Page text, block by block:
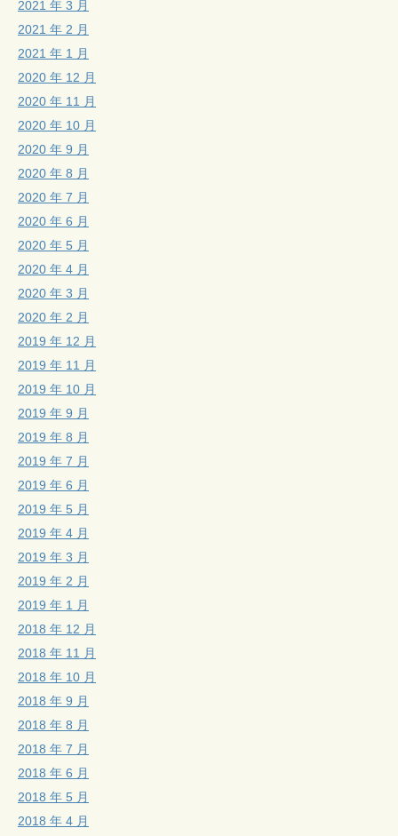
2021 年 3 月
2021 年 2 月
2021 年 1 月
2020 年 12 月
2020 年 11 月
2020 年 10 月
2020 年 9 月
2020 年 8 月
2020 年 7 月
2020 年 6 月
2020 年 5 月
2020 年 4 月
2020 年 3 月
2020 年 2 月
2019 年 12 月
2019 年 11 月
2019 年 10 月
2019 年 9 月
2019 年 8 月
2019 年 7 月
2019 年 6 月
2019 年 5 月
2019 年 4 月
2019 年 3 月
2019 年 2 月
2019 年 1 月
2018 年 12 月
2018 年 11 月
2018 年 10 月
2018 年 9 月
2018 年 8 月
2018 年 7 月
2018 年 6 月
2018 年 5 月
2018 年 4 月